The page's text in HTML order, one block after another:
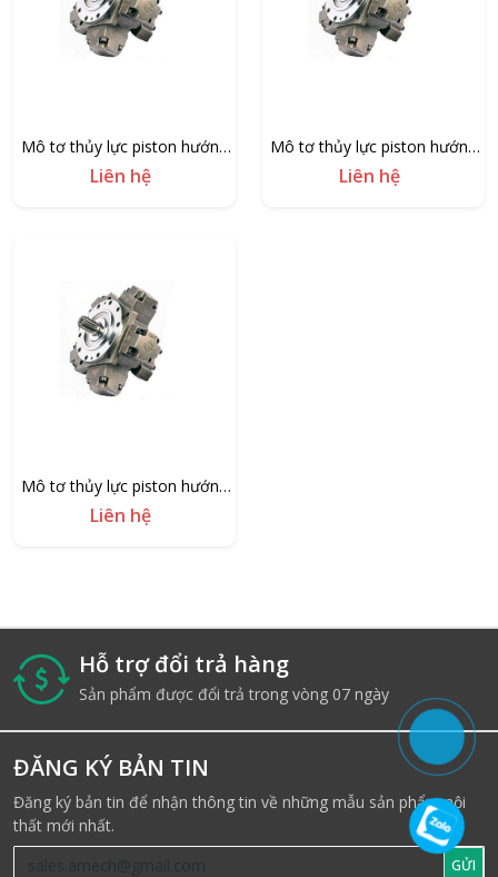
Mô tơ thủy lực piston hướng
kính AMT810
Liên hệ
Mô tơ thủy lực piston hướng
kính AMT600
Liên hệ
Mô tơ thủy lực piston hướng
kính AMT340
Liên hệ
Hỗ trợ đổi trả hàng
Sản phẩm được đổi trả trong vòng 07 ngày
ĐĂNG KÝ BẢN TIN
Đăng ký bản tin để nhận thông tin về những mẫu sản phẩm nội
thất mới nhất.
GỬI